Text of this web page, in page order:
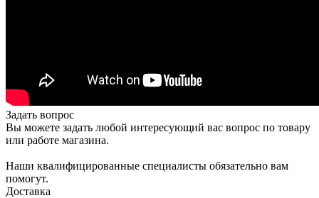
Задать вопрос
Вы можете задать любой интересующий вас вопрос по товару
или работе магазина.
Наши квалифицированные специалисты обязательно вам
помогут.
Доставка